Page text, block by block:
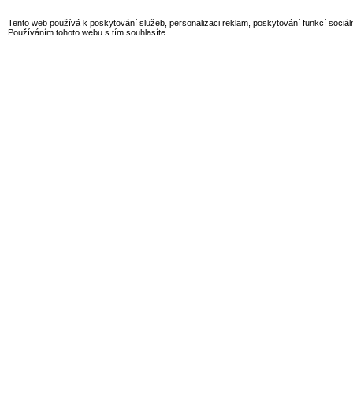
Tento web používá k poskytování služeb, personalizaci reklam, poskytování funkcí
Používáním tohoto webu s tím souhlasíte.